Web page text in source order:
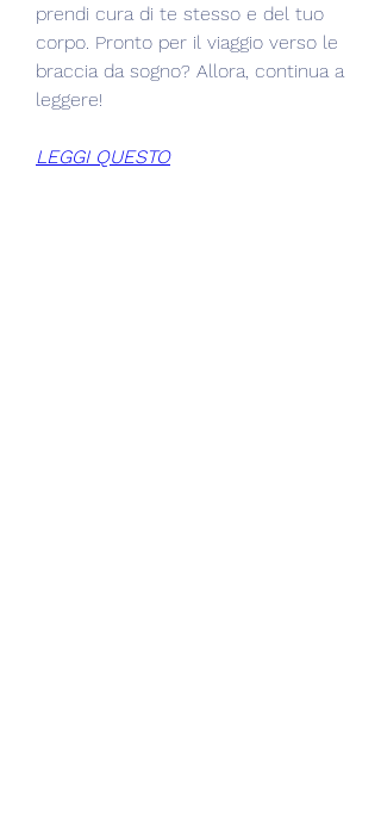
prendi cura di te stesso e del tuo
corpo. Pronto per il viaggio verso le
braccia da sogno? Allora, continua a
leggere!
LEGGI QUESTO